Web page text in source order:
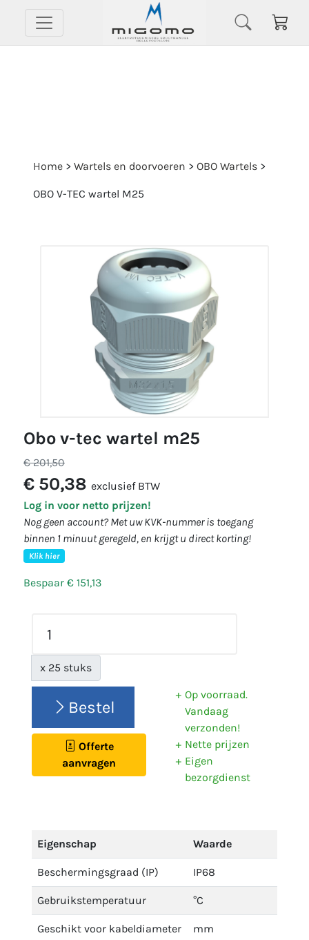
Home > Wartels en doorvoeren > OBO Wartels >
OBO V-TEC wartel M25
obo v-tec wartel m25
€ 201,50
€ 50,38 exclusief BTW
Log in voor netto prijzen!
Nog geen account? Met uw KVK-nummer is toegang
binnen 1 minuut geregeld, en krijgt u direct korting!
Klik hier
Bespaar € 151,13
x 25 stuks
Bestel
Offerte
aanvragen
Op voorraad.
Vandaag
verzonden!
Nette prijzen
Eigen
bezorgdienst
Eigenschap Waarde
Beschermingsgraad (IP) IP68
Gebruikstemperatuur °C
Geschikt voor kabeldiameter mm